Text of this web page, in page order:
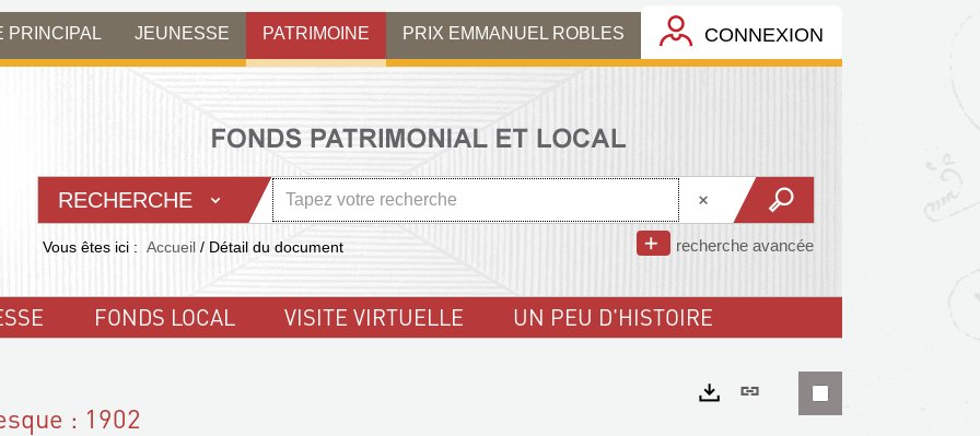
PRINCIPAL JEUNESSE PATRIMOINE PRIX EMMANUEL ROBLES CONNEXION
RECHERCHE
recherche avancée
Vous êtes ici : Accueil / Détail du document
FONDS LOCAL VISITE VIRTUELLE UN PEU D'HISTOIRE
: 1902
Lien